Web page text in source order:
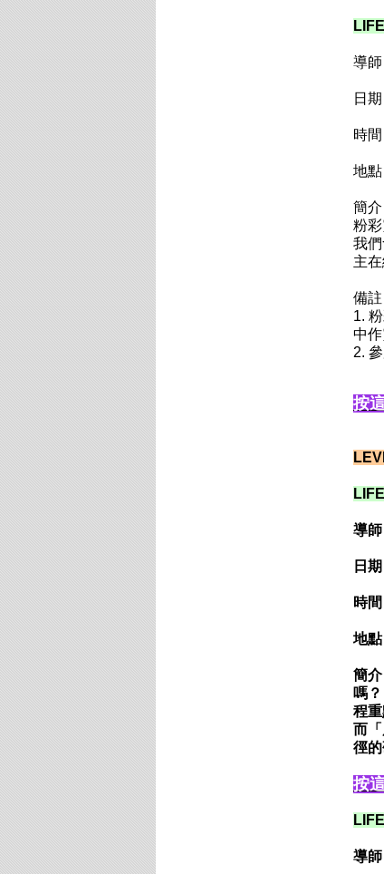
導師
日
時
地
簡介
粉
我
主
備註
1.
中
2.
按
導
日
時
地點
簡
嗎
程
而
徑的
按
導師